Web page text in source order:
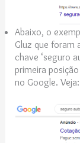
Abaixo, o
Gluz que foram
chave ‘seguro
primeira
no Google. Veja: